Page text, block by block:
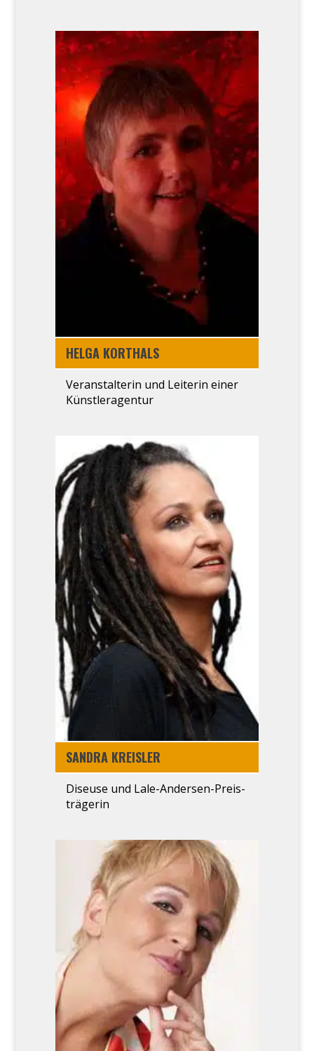
HEL­GA KORT­HALS
Ver­an­stal­te­rin und Lei­te­rin einer
Künstler­agentur
SAN­DRA KREIS­LER
Diseu­se und Lale-Ander­sen-Preis­
trä­ge­rin